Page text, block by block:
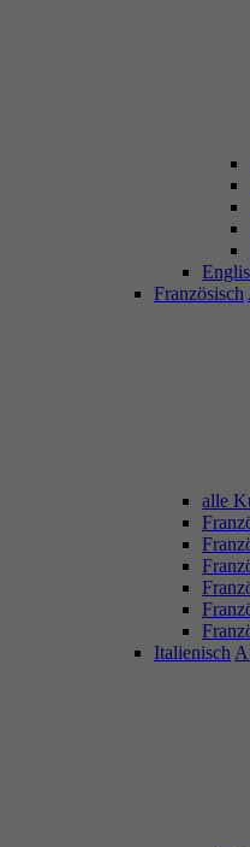
Französisch
alle
Italienisch